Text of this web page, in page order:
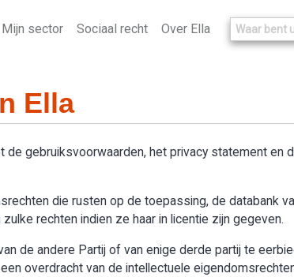
Mijn sector Sociaal recht Over Ella
Ella
de gebruiksvoorwaarden, het privacy statement en
die rusten op de toepassing, de databank
rechten indien ze haar in licentie zijn gegeven.
de andere Partij of van enige derde partij te
overdracht van de intellectuele